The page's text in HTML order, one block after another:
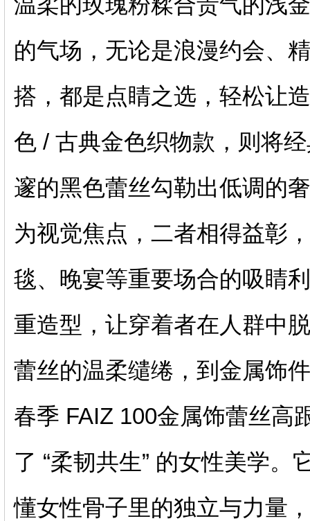
的气场，无论是浪漫约会、
搭，都是点睛之选，轻松让
色 / 古典金色织物款，则将
邃的黑色蕾丝勾勒出低调的
为视觉焦点，二者相得益彰
毯、晚宴等重要场合的吸睛
重造型，让穿着者在人群中
蕾丝的温柔缱绻，到金属饰
春季 FAIZ 100金属饰蕾丝高
了 “柔韧共生” 的女性美学
懂女性骨子里的独立与力量